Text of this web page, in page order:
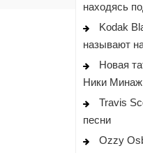
находясь
Kodak
называют
Новая
Ники Минаж
Travis
песни
Ozzy